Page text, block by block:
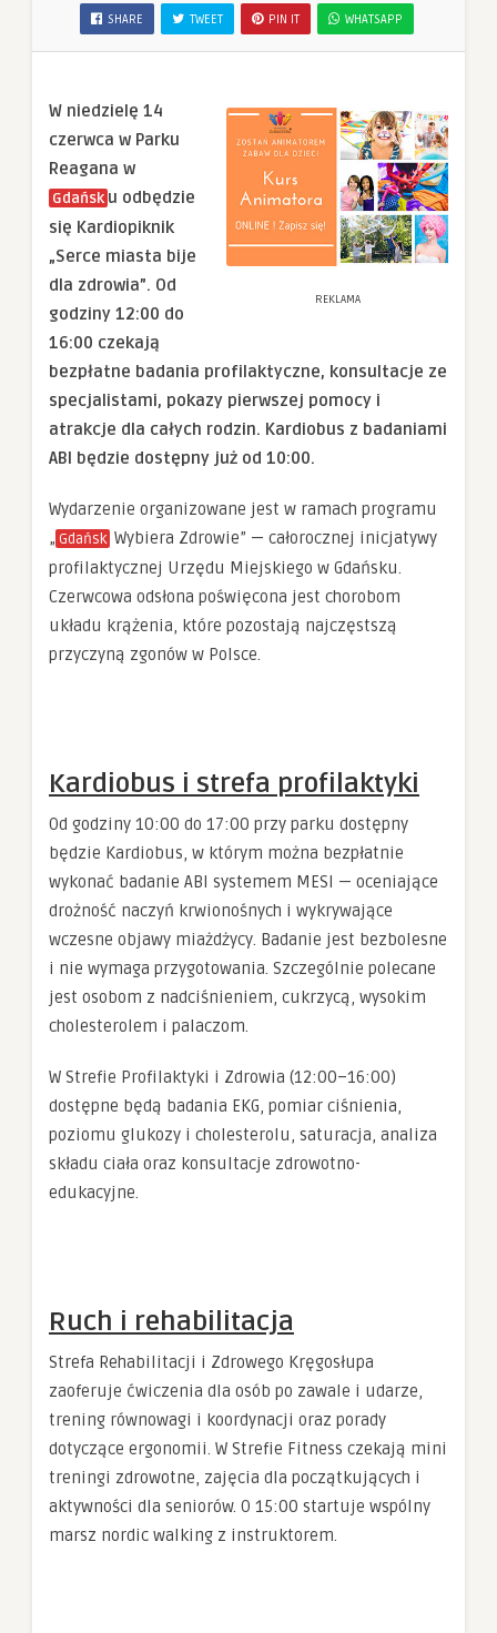
SHARE TWEET PIN IT WHATSAPP
REKLAMA
W niedzielę 14
czerwca w Parku
Reagana w
Gdańsk u odbędzie
się Kardiopiknik
„Serce miasta bije
dla zdrowia”. Od
godziny 12:00 do
16:00 czekają
bezpłatne badania profilaktyczne, konsultacje ze
specjalistami, pokazy pierwszej pomocy i
atrakcje dla całych rodzin. Kardiobus z badaniami
ABI będzie dostępny już od 10:00.
Wydarzenie organizowane jest w ramach programu
„ Gdańsk Wybiera Zdrowie” — całorocznej inicjatywy
profilaktycznej Urzędu Miejskiego w Gdańsku.
Czerwcowa odsłona poświęcona jest chorobom
układu krążenia, które pozostają najczęstszą
przyczyną zgonów w Polsce.
Kardiobus i strefa profilaktyki
Od godziny 10:00 do 17:00 przy parku dostępny
będzie Kardiobus, w którym można bezpłatnie
wykonać badanie ABI systemem MESI — oceniające
drożność naczyń krwionośnych i wykrywające
wczesne objawy miażdżycy. Badanie jest bezbolesne
i nie wymaga przygotowania. Szczególnie polecane
jest osobom z nadciśnieniem, cukrzycą, wysokim
cholesterolem i palaczom.
W Strefie Profilaktyki i Zdrowia (12:00–16:00)
dostępne będą badania EKG, pomiar ciśnienia,
poziomu glukozy i cholesterolu, saturacja, analiza
składu ciała oraz konsultacje zdrowotno-
edukacyjne.
Ruch i rehabilitacja
Strefa Rehabilitacji i Zdrowego Kręgosłupa
zaoferuje ćwiczenia dla osób po zawale i udarze,
trening równowagi i koordynacji oraz porady
dotyczące ergonomii. W Strefie Fitness czekają mini
treningi zdrowotne, zajęcia dla początkujących i
aktywności dla seniorów. O 15:00 startuje wspólny
marsz nordic walking z instruktorem.